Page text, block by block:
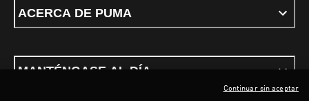
ACERCA DE PUMA
MANTÉNGASE AL DÍA
Continuar sin aceptar